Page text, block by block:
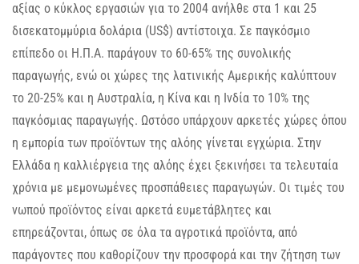
αξίας ο κύκλος εργασιών για το 2004 ανήλθε στα 1 και 25
δισεκατομμύρια δολάρια (US$) αντίστοιχα. Σε παγκόσμιο
επίπεδο οι Η.Π.Α. παράγουν το 60-65% της συνολικής
παραγωγής, ενώ οι χώρες της λατινικής Αμερικής καλύπτουν
το 20-25% και η Αυστραλία, η Κίνα και η Ινδία το 10% της
παγκόσμιας παραγωγής. Ωστόσο υπάρχουν αρκετές χώρες όπου
η εμπορία των προϊόντων της αλόης γίνεται εγχώρια. Στην
Ελλάδα η καλλιέργεια της αλόης έχει ξεκινήσει τα τελευταία
χρόνια με μεμονωμένες προσπάθειες παραγωγών. Οι τιμές του
νωπού προϊόντος είναι αρκετά ευμετάβλητες και
επηρεάζονται, όπως σε όλα τα αγροτικά προϊόντα, από
παράγοντες που καθορίζουν την προσφορά και την ζήτηση των